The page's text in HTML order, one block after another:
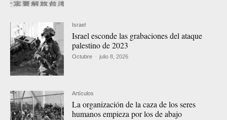
Israel
Israel esconde las grabaciones del ataque
palestino de 2023
Octubre - julio 8, 2026
Artículos
La organización de la caza de los seres
humanos empieza por los de abajo